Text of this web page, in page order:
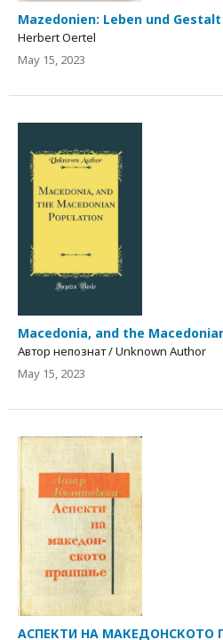
Mazedonien: Leben und
Herbert Oertel
May 15, 2023
Macedonia, and the
Автор непознат / Unknown Author
May 15, 2023
АСПЕКТИ НА МАКЕДОНСКОТО